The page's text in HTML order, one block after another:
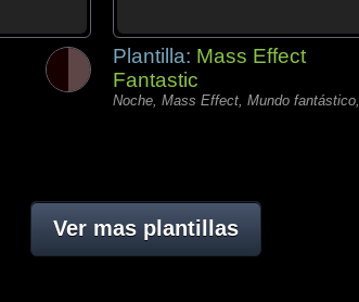
Plantilla: Mass Effect
Fantastic
Noche, Mass Effect, Mundo fantástico,
Ver mas plantillas